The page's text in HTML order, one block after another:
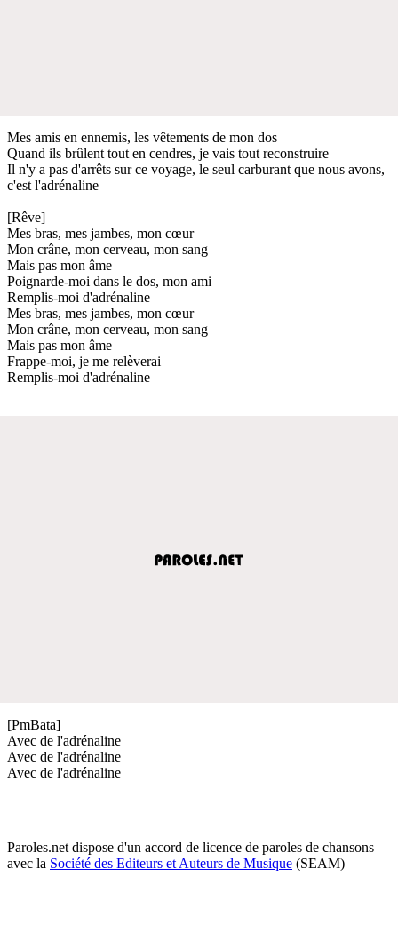
Mes amis en ennemis, les vêtements de mon dos
Quand ils brûlent tout en cendres, je vais tout reconstruire
Il n'y a pas d'arrêts sur ce voyage, le seul carburant que nous avons,
c'est l'adrénaline
[Rêve]
Mes bras, mes jambes, mon cœur
Mon crâne, mon cerveau, mon sang
Mais pas mon âme
Poignarde-moi dans le dos, mon ami
Remplis-moi d'adrénaline
Mes bras, mes jambes, mon cœur
Mon crâne, mon cerveau, mon sang
Mais pas mon âme
Frappe-moi, je me relèverai
Remplis-moi d'adrénaline
[PmBata]
Avec de l'adrénaline
Avec de l'adrénaline
Avec de l'adrénaline
Paroles.net dispose d'un accord de licence de paroles de chansons
avec la Société des Editeurs et Auteurs de Musique (SEAM)